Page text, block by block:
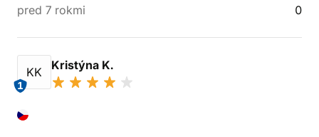
pred 7 rokmi 0
KK
1
Kristýna K.